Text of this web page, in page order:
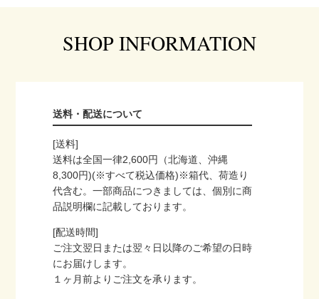
SHOP INFORMATION
送料・配送について
[送料]
送料は全国一律2,600円（北海道、沖縄
8,300円)(※すべて税込価格)※箱代、荷造り
代含む。一部商品につきましては、個別に商
品説明欄に記載しております。
[配送時間]
ご注文翌日または翌々日以降のご希望の日時
にお届けします。
１ヶ月前よりご注文を承ります。